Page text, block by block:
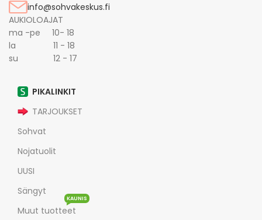
info@sohvakeskus.fi
AUKIOLOAJAT
ma -pe 10- 18
la 11 - 18
su 12 - 17
PIKALINKIT
TARJOUKSET
Sohvat
Nojatuolit
UUSI
Sängyt
Muut tuotteet
KAUNIS